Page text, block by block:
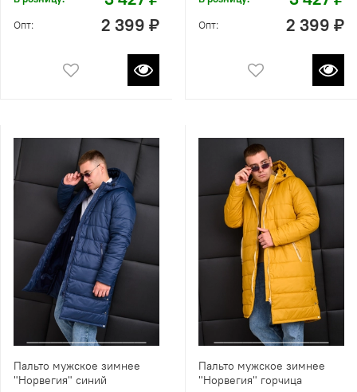
Опт: 2 399 ₽ Опт: 2 399 ₽
Пальто мужское зимнее
"Норвегия" синий
Пальто мужское зимнее
"Норвегия" горчица